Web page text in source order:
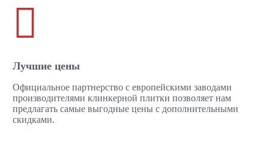

Лучшие цены
Официальное партнерство с европейскими заводами
производителями клинкерной плитки позволяет нам
предлагать самые выгодные цены с дополнительными
скидками.